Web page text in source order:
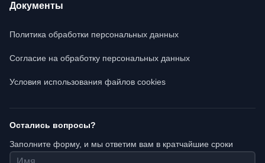
Документы
Политика обработки персональных данных
Согласие на обработку персональных данных
Условия использования файлов cookies
Остались вопросы?
Заполните форму, и мы ответим вам в кратчайшие сроки
Имя